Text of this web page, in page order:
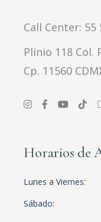
Call Center: 55
Plinio 118 Col.
Cp. 11560
Horarios de
Lunes a Viernes
Sábado